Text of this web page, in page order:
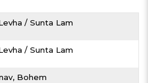
/ Sunta Lam
/ Sunta Lam
Bohem